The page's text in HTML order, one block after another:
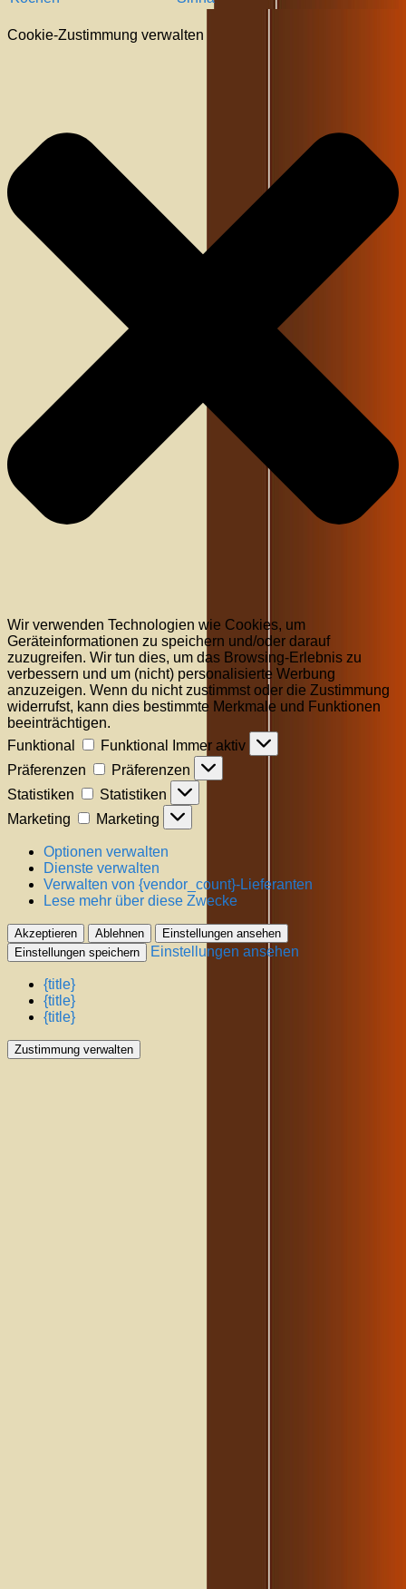
Cookie-Zustimmung verwalten
Wir verwenden Technologien wie Cookies, um
Geräteinformationen zu speichern und/oder darauf
zuzugreifen. Wir tun dies, um das Browsing-Erlebnis zu
verbessern und um (nicht) personalisierte Werbung
anzuzeigen. Wenn du nicht zustimmst oder die Zustimmung
widerrufst, kann dies bestimmte Merkmale und Funktionen
beeinträchtigen.
Funktional
Funktional
Immer aktiv
Präferenzen
Präferenzen
Statistiken
Statistiken
Marketing
Marketing
Optionen verwalten
Dienste verwalten
Verwalten von {vendor_count}-Lieferanten
Lese mehr über diese Zwecke
Akzeptieren Ablehnen
Einstellungen ansehen
Einstellungen speichern
Einstellungen ansehen
{title}
{title}
{title}
Zustimmung verwalten